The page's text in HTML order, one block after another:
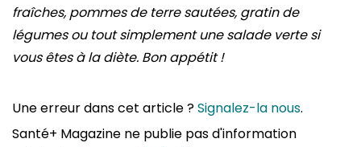
fraîches, pommes de terre sautées, gratin de
légumes ou tout simplement une salade verte si
vous êtes à la diète. Bon appétit !
Une erreur dans cet article ?Signalez-la nous.
Santé+ Magazine ne publie pas d'information